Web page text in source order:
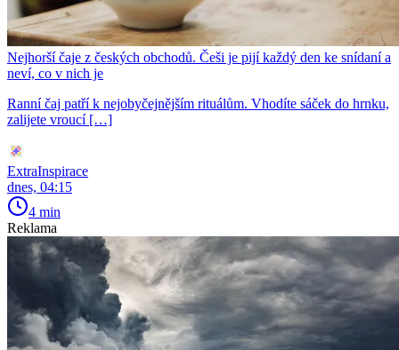
Nejhorší čaje z českých obchodů. Češi je pijí každý den ke snídaní a
neví, co v nich je
Ranní čaj patří k nejobyčejnějším rituálům. Vhodíte sáček do hrnku,
zalijete vroucí […]
ExtraInspirace
dnes, 04:15
4 min
Reklama